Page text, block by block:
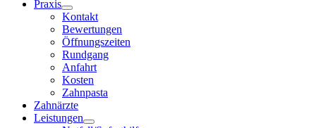
Praxis
Kontakt
Bewertungen
Öffnungszeiten
Rundgang
Anfahrt
Kosten
Zahnpasta
Zahnärzte
Leistungen